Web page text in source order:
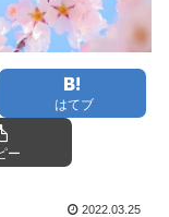
はてブ
ー
2022.03.25